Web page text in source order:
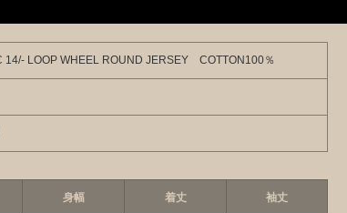
archive
14/- LOOP WHEEL ROUND JERSEY COTTON100％
身幅 着丈 袖丈